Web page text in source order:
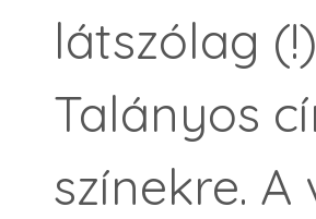
látszólag
Talányos
színekre.